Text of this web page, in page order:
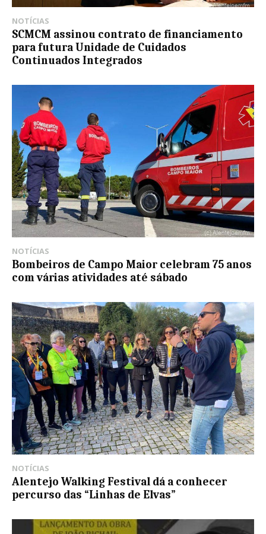
NOTÍCIAS
SCMCM assinou contrato de financiamento
para futura Unidade de Cuidados
Continuados Integrados
NOTÍCIAS
Bombeiros de Campo Maior celebram 75 anos
com várias atividades até sábado
NOTÍCIAS
Alentejo Walking Festival dá a conhecer
percurso das “Linhas de Elvas”